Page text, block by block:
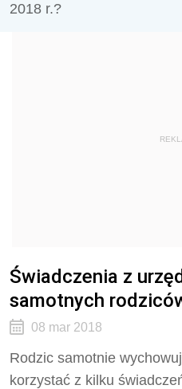
2018 r.?
Świadczenia z
samotnych
08 mar 2018
Rodzic samotnie
korzystać z kilku